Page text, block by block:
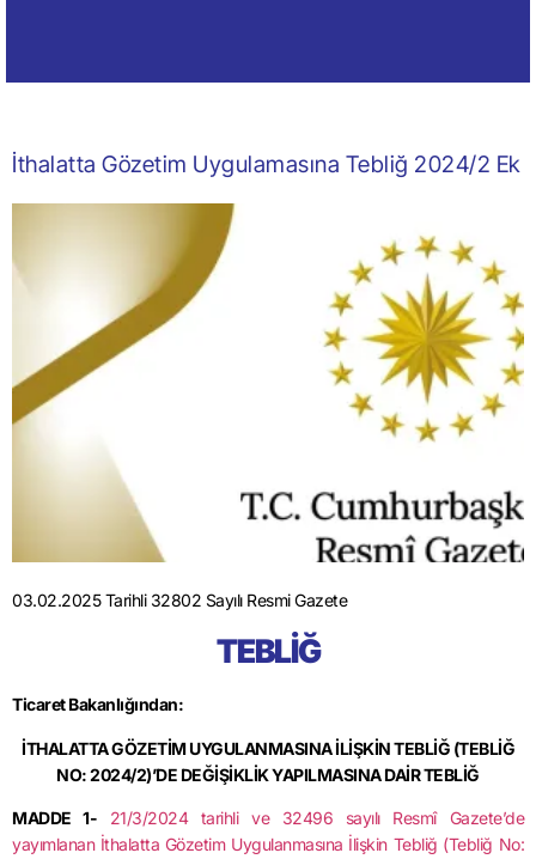
İthalatta Gözetim Uygulamasına Tebliğ 2024/2 Ek
03.02.2025 Tarihli 32802 Sayılı Resmi Gazete
TEBLİĞ
Ticaret Bakanlığından:
İTHALATTA GÖZETİM UYGULANMASINA İLİŞKİN TEBLİĞ (TEBLİĞ
NO: 2024/2)’DE DEĞİŞİKLİK YAPILMASINA DAİR TEBLİĞ
MADDE 1- 21/3/2024tarihli ve 32496 sayılı Resmî Gazete’de
yayımlanan İthalatta Gözetim Uygulanmasına İlişkin Tebliğ (Tebliğ No: